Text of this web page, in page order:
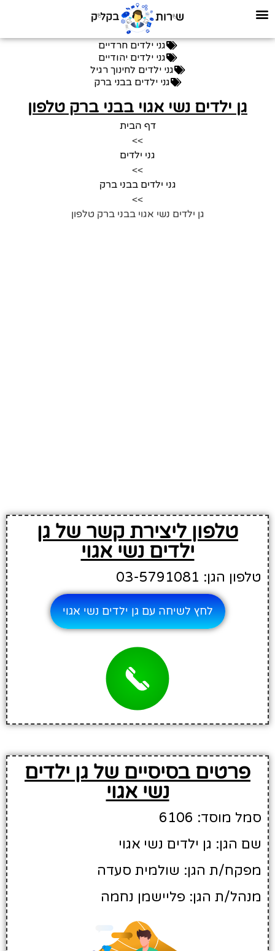
גני ילדים חרדיים
גני ילדים יהודיים
גני ילדים לחינוך רגיל
גני ילדים בבני ברק
גן ילדים נשי אגוי בבני ברק טלפון
דף הבית
>>
גני ילדים
>>
גני ילדים בבני ברק
>>
גן ילדים נשי אגוי בבני ברק טלפון
טלפון ליצירת קשר של גן
ילדים נשי אגוי
טלפון הגן: 03-5791081
לחץ לשיחה עם גן ילדים נשי אגוי
פרטים בסיסיים של גן ילדים
נשי אגוי
סמל מוסד: 6106
שם הגן: גן ילדים נשי אגוי
מפקח/ת הגן: שולמית סעדה
מנהל/ת הגן: פליישמן נחמה